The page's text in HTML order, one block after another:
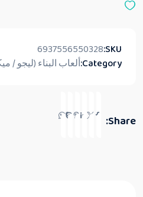
ن
SKU:
6937556550328
Category:ألعاب البناء (ليجو /
Share: